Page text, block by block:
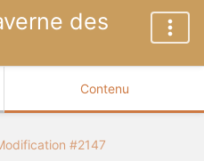
des
Contenu
#2147